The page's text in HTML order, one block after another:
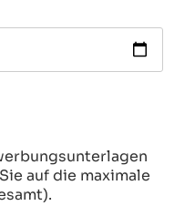
auf die maximale